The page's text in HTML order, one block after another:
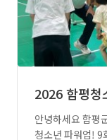
2026 함평청
안녕하세요 함평군청소년